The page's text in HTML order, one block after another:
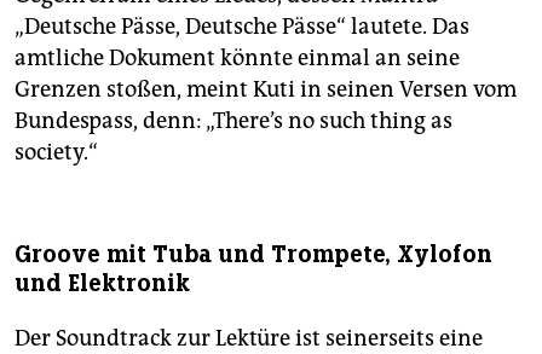
„Deutsche Pässe, Deutsche Pässe“ lautete. Das
amtliche Dokument könnte einmal an seine
Grenzen stoßen, meint Kuti in seinen Versen vom
Bundespass, denn: „There’s no such thing as
society.“
Groove mit Tuba und Trompete, Xylofon
und Elektronik
Der Soundtrack zur Lektüre ist seinerseits eine